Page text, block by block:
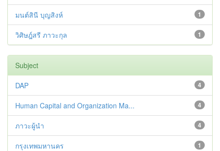
1
มนต์สินี บุญสิงห์
1
วิศิษฎ์สรี ภาวะกุล
Subject
4
DAP
4
Human Capital and Organization Ma...
4
ภาวะผู้นำ
1
กรุงเทพมหานคร